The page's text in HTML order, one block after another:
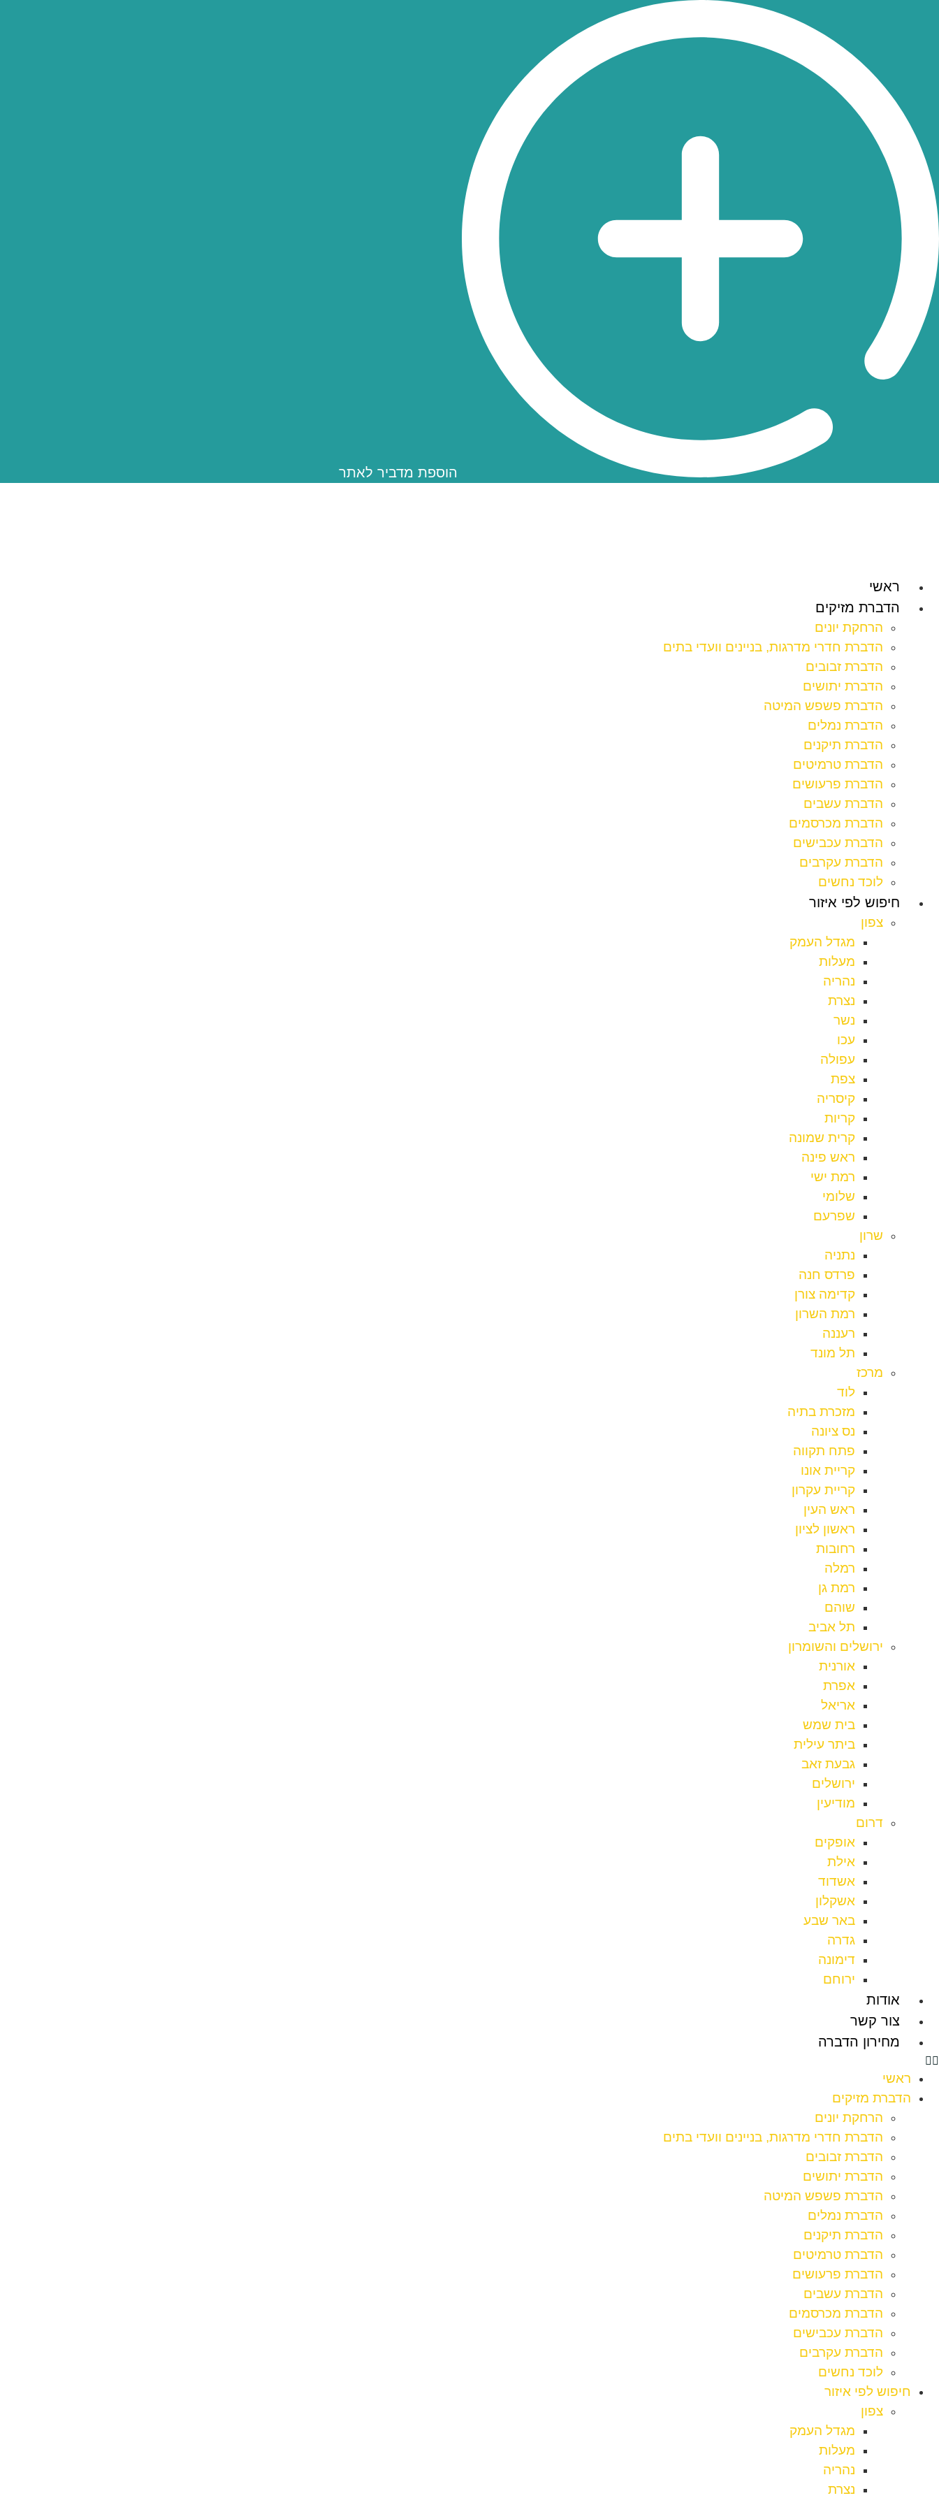
הוספת מדביר לאתר
ראשי
הדברת מזיקים
הרחקת יונים
הדברת חדרי מדרגות, בניינים וועדי בתים
הדברת זבובים
הדברת יתושים
הדברת פשפש המיטה
הדברת נמלים
הדברת תיקנים
הדברת טרמיטים
הדברת פרעושים
הדברת עשבים
הדברת מכרסמים
הדברת עכבישים
הדברת עקרבים
לוכד נחשים
חיפוש לפי איזור
צפון
מגדל העמק
מעלות
נהריה
נצרת
נשר
עכו
עפולה
צפת
קיסריה
קריות
קרית שמונה
ראש פינה
רמת ישי
שלומי
שפרעם
שרון
נתניה
פרדס חנה
קדימה צורן
רמת השרון
רעננה
תל מונד
מרכז
לוד
מזכרת בתיה
נס ציונה
פתח תקווה
קריית אונו
קריית עקרון
ראש העין
ראשון לציון
רחובות
רמלה
רמת גן
שוהם
תל אביב
ירושלים והשומרון
אורנית
אפרת
אריאל
בית שמש
ביתר עילית
גבעת זאב
ירושלים
מודיעין
דרום
אופקים
אילת
אשדוד
אשקלון
באר שבע
גדרה
דימונה
ירוחם
אודות
צור קשר
מחירון הדברה
ראשי
הדברת מזיקים
הרחקת יונים
הדברת חדרי מדרגות, בניינים וועדי בתים
הדברת זבובים
הדברת יתושים
הדברת פשפש המיטה
הדברת נמלים
הדברת תיקנים
הדברת טרמיטים
הדברת פרעושים
הדברת עשבים
הדברת מכרסמים
הדברת עכבישים
הדברת עקרבים
לוכד נחשים
חיפוש לפי איזור
צפון
מגדל העמק
מעלות
נהריה
נצרת